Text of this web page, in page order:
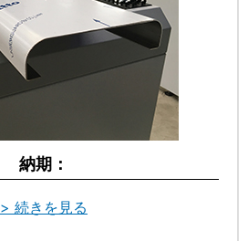
納期：
> 続きを見る